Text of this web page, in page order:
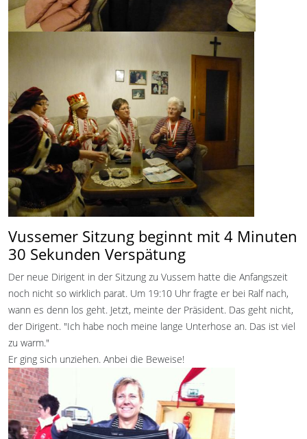
Vussemer Sitzung beginnt mit 4 Minuten
30 Sekunden Verspätung
Der neue Dirigent in der Sitzung zu Vussem hatte die Anfangszeit
noch nicht so wirklich parat. Um 19:10 Uhr fragte er bei Ralf nach,
wann es denn los geht. Jetzt, meinte der Präsident. Das geht nicht,
der Dirigent. "Ich habe noch meine lange Unterhose an. Das ist viel
zu warm."
Er ging sich unziehen. Anbei die Beweise!